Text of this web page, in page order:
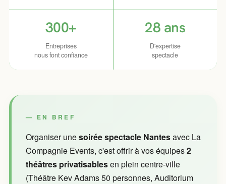
300+
Entreprises
nous font confiance
28 ans
D'expertise
spectacle
EN BREF
Organiser unesoirée spectacle Nantesavec La
Compagnie Events, c'est offrir à vos équipes2
théâtres privatisablesen plein centre-ville
(Théâtre Kev Adams 50 personnes, Auditorium